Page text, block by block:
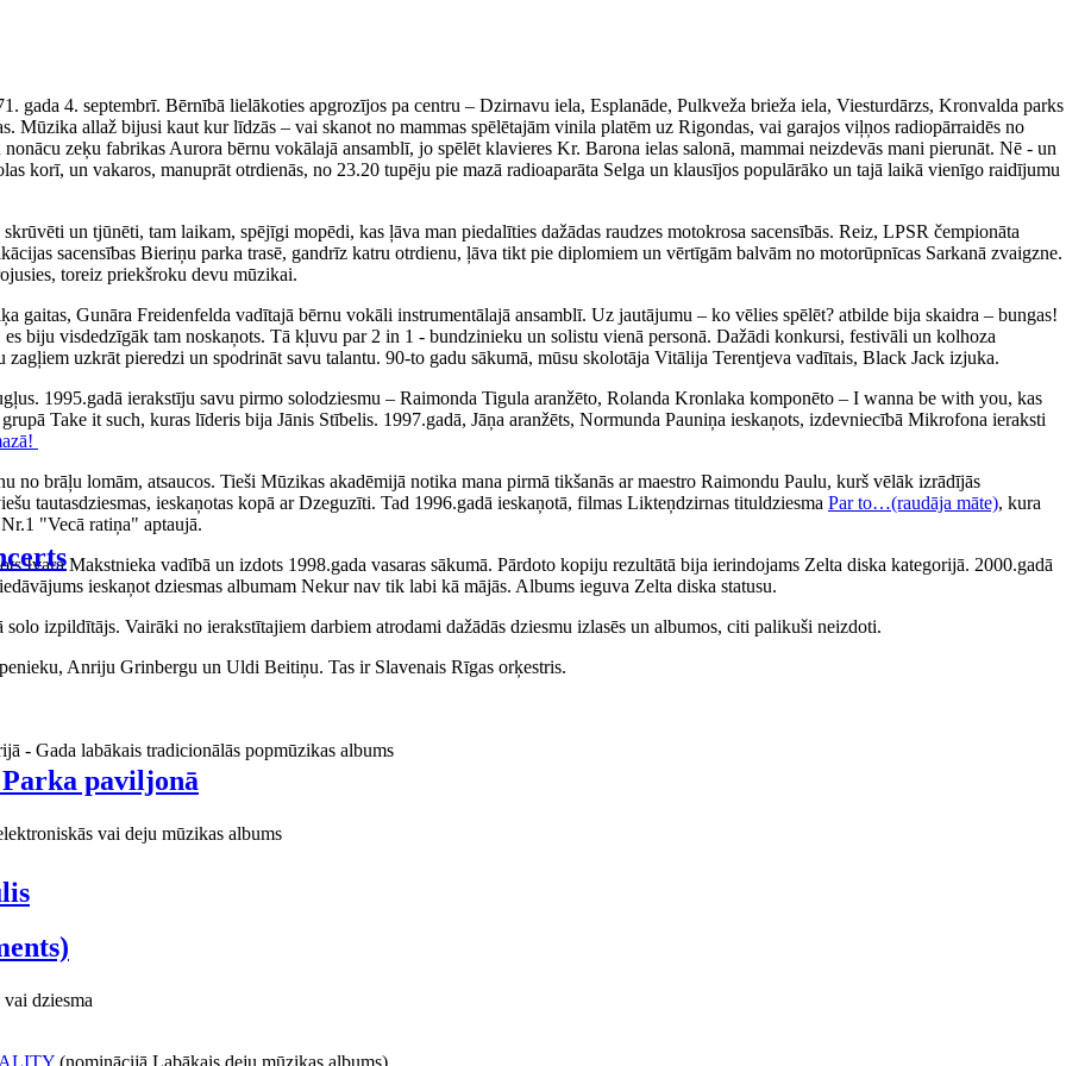
paviljonā
gada 4. septembrī. Bērnībā lielākoties apgrozījos pa centru – Dzirnavu iela, Esplanāde, Pulkveža brieža iela, Viesturdārzs, Kronvalda parks
Mūzika allaž bijusi kaut kur līdzās – vai skanot no mammas spēlētajām vinila platēm uz Rigondas, vai garajos viļņos radiopārraidēs no
zeķu fabrikas Aurora bērnu vokālajā ansamblī, jo spēlēt klavieres Kr. Barona ielas salonā, mammai neizdevās mani pierunāt. Nē - un
korī, un vakaros, manuprāt otrdienās, no 23.20 tupēju pie mazā radioaparāta Selga un klausījos populārāko un tajā laikā vienīgo raidījumu
un tjūnēti, tam laikam, spējīgi mopēdi, kas ļāva man piedalīties dažādas raudzes motokrosa sacensībās. Reiz, LPSR čempionāta
sacensības Bieriņu parka trasē, gandrīz katru otrdienu, ļāva tikt pie diplomiem un vērtīgām balvām no motorūpnīcas Sarkanā zvaigzne.
toreiz priekšroku devu mūzikai.
gaitas, Gunāra Freidenfelda vadītajā bērnu vokāli instrumentālajā ansamblī. Uz jautājumu – ko vēlies spēlēt? atbilde bija skaidra – bungas!
biju visdedzīgāk tam noskaņots. Tā kļuvu par 2 in 1 - bundzinieku un solistu vienā personā. Dažādi konkursi, festivāli un kolhoza
uzkrāt pieredzi un spodrināt savu talantu. 90-to gadu sākumā, mūsu skolotāja Vitālija Terentjeva vadītais, Black Jack izjuka.
1995.gadā ierakstīju savu pirmo solodziesmu – Raimonda Tigula aranžēto, Rolanda Kronlaka komponēto – I wanna be with you, kas
Take it such, kuras līderis bija Jānis Stībelis. 1997.gadā, Jāņa aranžēts, Normunda Pauniņa ieskaņots, izdevniecībā Mikrofona ieraksti
brāļu lomām, atsaucos. Tieši Mūzikas akadēmijā notika mana pirmā tikšanās ar maestro Raimondu Paulu, kurš vēlāk izrādījās
tautasdziesmas, ieskaņotas kopā ar Dzeguzīti. Tad 1996.gadā ieskaņotā, filmas Likteņdzirnas tituldziesma Par to…(raudāja māte), kura
"Vecā ratiņa" aptaujā.
Ivara Makstnieka vadībā un izdots 1998.gada vasaras sākumā. Pārdoto kopiju rezultātā bija ierindojams Zelta diska kategorijā. 2000.gadā
ieskaņot dziesmas albumam Nekur nav tik labi kā mājās. Albums ieguva Zelta diska statusu.
izpildītājs. Vairāki no ierakstītajiem darbiem atrodami dažādās dziesmu izlasēs un albumos, citi palikuši neizdoti.
Anriju Grinbergu un Uldi Beitiņu. Tas ir Slavenais Rīgas orķestris.
- Gada labākais tradicionālās popmūzikas albums
vai deju mūzikas albums
dziesma
(nominācijā Labākais deju mūzikas albums)